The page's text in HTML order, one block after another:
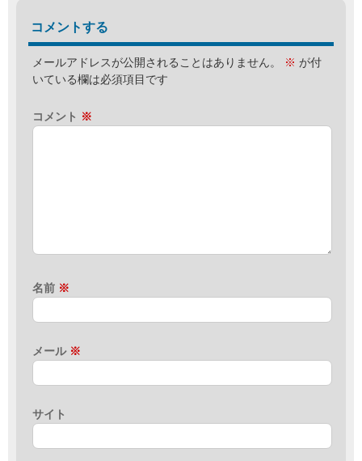
コメントする
メールアドレスが公開されることはありません。 ※ が付
いている欄は必須項目です
コメント ※
名前 ※
メール ※
サイト